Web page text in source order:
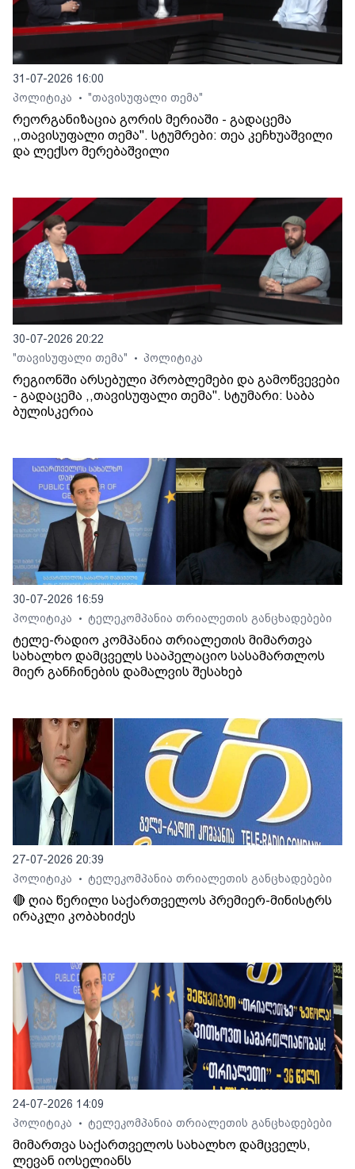
31-07-2026 16:00
პოლიტიკა
• "თავისუფალი თემა"
რეორგანიზაცია გორის მერიაში - გადაცემა
,,თავისუფალი თემა". სტუმრები: თეა კეჩხუაშვილი
და ლექსო მერებაშვილი
30-07-2026 20:22
"თავისუფალი თემა"
• პოლიტიკა
რეგიონში არსებული პრობლემები და გამოწვევები
- გადაცემა ,,თავისუფალი თემა". სტუმარი: საბა
ბულისკერია
30-07-2026 16:59
პოლიტიკა
• ტელეკომპანია თრიალეთის განცხადებები
ტელე-რადიო კომპანია თრიალეთის მიმართვა
სახალხო დამცველს სააპელაციო სასამართლოს
მიერ განჩინების დამალვის შესახებ
27-07-2026 20:39
პოლიტიკა
• ტელეკომპანია თრიალეთის განცხადებები
🔴 ღია წერილი საქართველოს პრემიერ-მინისტრს
ირაკლი კობახიძეს
24-07-2026 14:09
პოლიტიკა
• ტელეკომპანია თრიალეთის განცხადებები
მიმართვა საქართველოს სახალხო დამცველს,
ლევან იოსელიანს